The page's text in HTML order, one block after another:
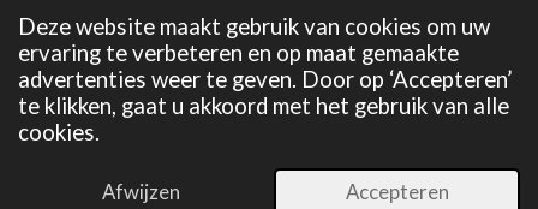
Deze website maakt gebruik van cookies om uw
ervaring te verbeteren en op maat gemaakte
advertenties weer te geven. Door op ‘Accepteren’
te klikken, gaat u akkoord met het gebruik van alle
cookies.
Afwijzen Accepteren
© 2019-2026 Mars Seniorenclub - JB